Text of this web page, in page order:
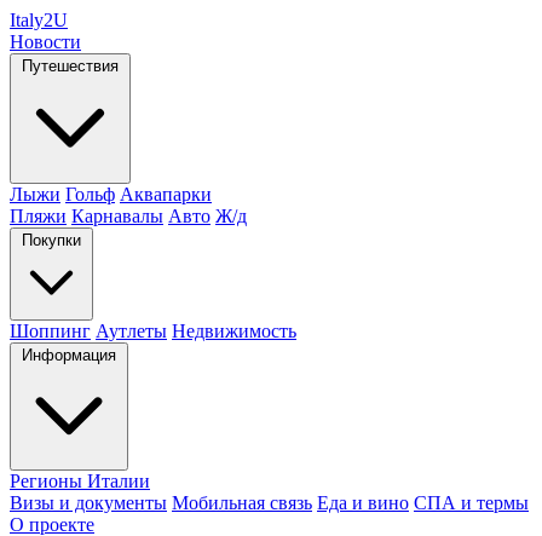
Italy2U
Новости
Путешествия
Лыжи Гольф Аквапарки
Пляжи Карнавалы Авто Ж/д
Покупки
Шоппинг Аутлеты Недвижимость
Информация
Регионы Италии
Визы и документы Мобильная связь Еда и вино СПА и термы
О проекте